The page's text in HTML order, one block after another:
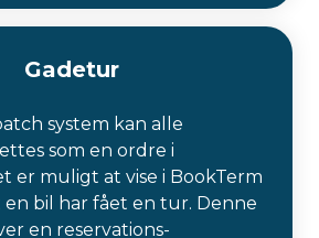
Gadetur
system kan alle
som en ordre i
er muligt at vise i BookTerm
en bil har fået en tur. Denne
en reservations-